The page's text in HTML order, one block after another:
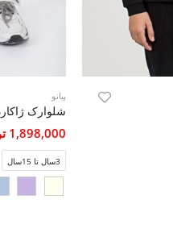
پیانو
1,898,000 تومان
3سال تا 15سال